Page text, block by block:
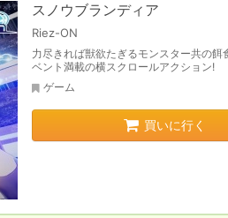
スノウブランディア
Riez-ON
力尽きれば獣欲たぎるモンスター共の
ベント満載の横スクロールアクション!
ゲーム
買いに行く